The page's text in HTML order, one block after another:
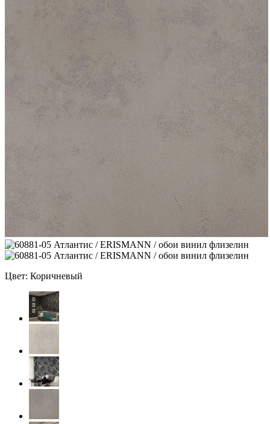
Цвет: Коричневый